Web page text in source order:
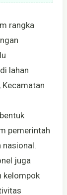
rangka
lahan
Kecamatan
pemerintah
nasional.
juga
kelompok